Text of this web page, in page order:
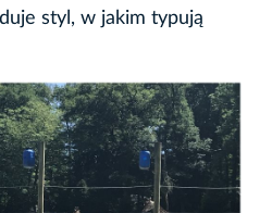
styl, w jakim typują